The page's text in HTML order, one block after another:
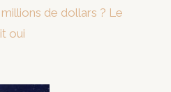
de dollars ? Le
oui